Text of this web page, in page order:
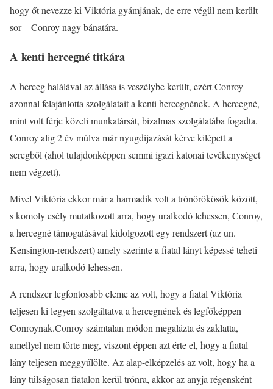
hogy őt nevezze ki Viktória gyámjának, de erre végül nem került
sor – Conroy nagy bánatára.
A kenti hercegné titkára
A herceg halálával az állása is veszélybe került, ezért Conroy
azonnal felajánlotta szolgálatait a kenti hercegnének. A hercegné,
mint volt férje közeli munkatársát, bizalmas szolgálatába fogadta.
Conroy alig 2 év múlva már nyugdíjazását kérve kilépett a
seregből (ahol tulajdonképpen semmi igazi katonai tevékenységet
nem végzett).
Mivel Viktória ekkor már a harmadik volt a trónörökösök között,
s komoly esély mutatkozott arra, hogy uralkodó lehessen, Conroy,
a hercegné támogatásával kidolgozott egy rendszert (az un.
Kensington-rendszert) amely szerinte a fiatal lányt képessé teheti
arra, hogy uralkodó lehessen.
A rendszer legfontosabb eleme az volt, hogy a fiatal Viktória
teljesen ki legyen szolgáltatva a hercegnének és legfőképpen
Conroynak.Conroy számtalan módon megalázta és zaklatta,
amellyel nem törte meg, viszont éppen azt érte el, hogy a fiatal
lány teljesen meggyűlölte. Az alap-elképzelés az volt, hogy ha a
lány túlságosan fiatalon kerül trónra, akkor az anyja régensként